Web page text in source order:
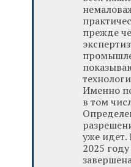
прежде
Именно
в том
уже
2025